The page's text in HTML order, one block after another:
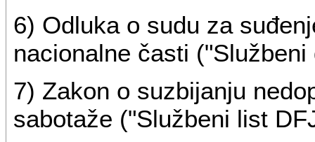
6) Odluka o sudu za
nacionalne časti
7) Zakon o suzbijanju
sabotaže ("Službeni list